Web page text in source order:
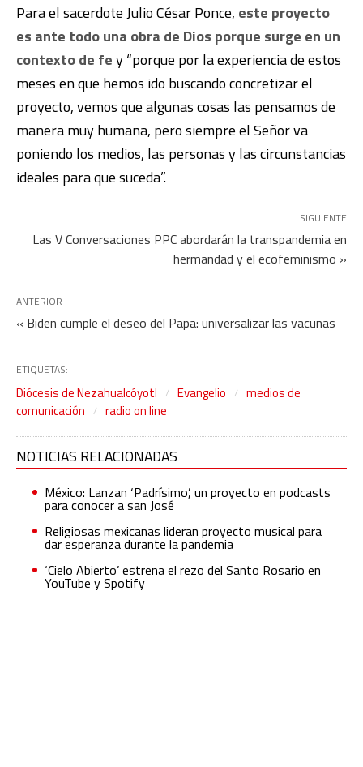
Para el sacerdote Julio César Ponce, este proyecto
es ante todo una obra de Dios porque surge en un
contexto de fey “porque por la experiencia de estos
meses en que hemos ido buscando concretizar el
proyecto, vemos que algunas cosas las pensamos de
manera muy humana, pero siempre el Señor va
poniendo los medios, las personas y las circunstancias
ideales para que suceda”.
SIGUIENTE
Las V Conversaciones PPC abordarán la transpandemia en
hermandad y el ecofeminismo »
ANTERIOR
« Biden cumple el deseo del Papa: universalizar las vacunas
ETIQUETAS:
Diócesis de Nezahualcóyotl Evangelio
medios de
comunicación
radio on line
NOTICIAS RELACIONADAS
México: Lanzan ‘Padrísimo’, un proyecto en podcasts
para conocer a san José
Religiosas mexicanas lideran proyecto musical para
dar esperanza durante la pandemia
‘Cielo Abierto’ estrena el rezo del Santo Rosario en
YouTube y Spotify